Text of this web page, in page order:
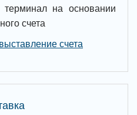
терминал на основании
счета
счета